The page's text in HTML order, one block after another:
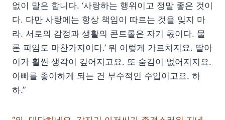
없이 말은 합니다. ‘사랑하는 행위이고 정말 좋은 것이
다. 다만 사랑에는 항상 책임이 따르는 것을 잊지 마
라. 서로의 감정과 생활의 콘트롤은 자기 몫이다. 물
론 피임도 마찬가지이다.’ 뭐 이렇게 가르치지요. 딸아
이가 훨씬 생각이 깊어지고요. 또 숨김이 없어지지요.
아빠를 좋아하게 되는 건 부수적인 수입이고요. 하
하.”